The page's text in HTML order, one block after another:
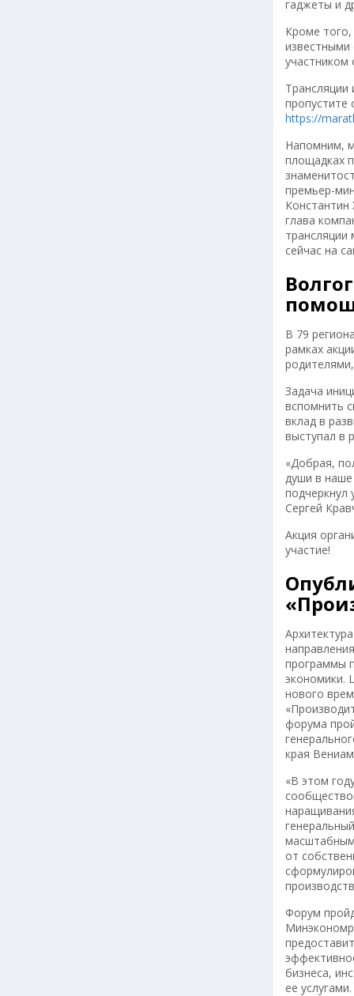
гаджеты и
Кроме
известными
участником
Трансляции
пропустите
https://
Напомним,
площадках
премьер-
Константин
глава
сейчас на
В 79
рамках
Задача
вспомнить
вклад в
выступал в
«Добрая,
души в
подчеркнул
Сергей
Акция
участие!
программы
экономики.
нового
форума
края
«В этом
масштабным
от
Форум
бизнеса,
ее услугами.